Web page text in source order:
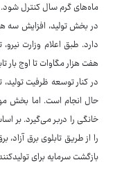
ماه‌های گرم سال کنترل شود.
در بخش تولید، افزایش سه
هفت هزار مگاوات تا اوج بار
در کنار توسعه ظرفیت
حال انجام است. اما بخش
خانگی را دربر می‌گیرد. بر
را از طریق تابلوی برق
بازگشت سرمایه برای